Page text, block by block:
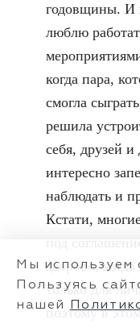
годовщины. И
люблю
когда пара,
смогла
решила
себя, друзей
интересно
наблюдать и
Кстати,
здорово, когда
только для
поэтому в
Мы используем
Пользуясь
нашей